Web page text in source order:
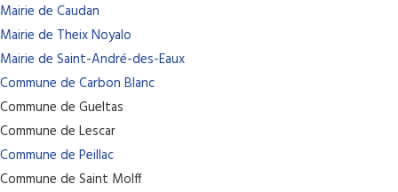
Mairie de Caudan
Mairie de Theix Noyalo
Mairie de Saint-André-des-Eaux
Commune de Carbon Blanc
Commune de Gueltas
Commune de Lescar
Commune de Peillac
Commune de Saint Molff